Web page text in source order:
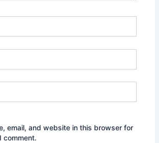
email, and website in this browser for
comment.